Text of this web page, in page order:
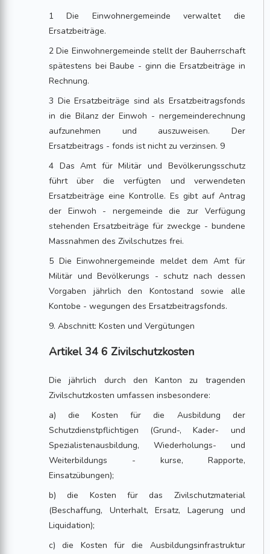
1 Die Einwohnergemeinde verwaltet die
Ersatzbeiträge.
2 Die Einwohnergemeinde stellt der Bauherrschaft
spätestens bei Baube - ginn die Ersatzbeiträge in
Rechnung.
3 Die Ersatzbeiträge sind als Ersatzbeitragsfonds
in die Bilanz der Einwoh - nergemeinderechnung
aufzunehmen und auszuweisen. Der
Ersatzbeitrags - fonds ist nicht zu verzinsen. 9
4 Das Amt für Militär und Bevölkerungsschutz
führt über die verfügten und verwendeten
Ersatzbeiträge eine Kontrolle. Es gibt auf Antrag
der Einwoh - nergemeinde die zur Verfügung
stehenden Ersatzbeiträge für zweckge - bundene
Massnahmen des Zivilschutzes frei.
5 Die Einwohnergemeinde meldet dem Amt für
Militär und Bevölkerungs - schutz nach dessen
Vorgaben jährlich den Kontostand sowie alle
Kontobe - wegungen des Ersatzbeitragsfonds.
9. Abschnitt: Kosten und Vergütungen
Artikel 34 6 Zivilschutzkosten
Die jährlich durch den Kanton zu tragenden
Zivilschutzkosten umfassen insbesondere:
a) die Kosten für die Ausbildung der
Schutzdienstpflichtigen (Grund-, Kader- und
Spezialistenausbildung, Wiederholungs- und
Weiterbildungs - kurse, Rapporte,
Einsatzübungen);
b) die Kosten für das Zivilschutzmaterial
(Beschaffung, Unterhalt, Ersatz, Lagerung und
Liquidation);
c) die Kosten für die Ausbildungsinfrastruktur